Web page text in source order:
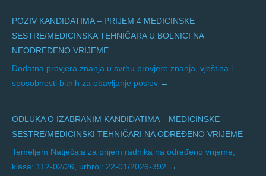
POZIV KANDIDATIMA – PRIJEM 4 MEDICINSKE
SESTRE/MEDICINSKA TEHNIČARA U BOLNICI NA
NEODREĐENO VRIJEME
Dodatna provjera znanja u svrhu provjere znanja, vještina i
sposobnosti bitnih za obavljanje poslov
ODLUKA O IZABRANIM KANDIDATIMA – MEDICINSKE
SESTRE/MEDICINSKI TEHNIČARI NA ODREĐENO VRIJEME
Temeljem Natječaja za prijem radnika na određeno vrijeme,
klasa: 112-02/26, urbroj: 22-01/2026-392